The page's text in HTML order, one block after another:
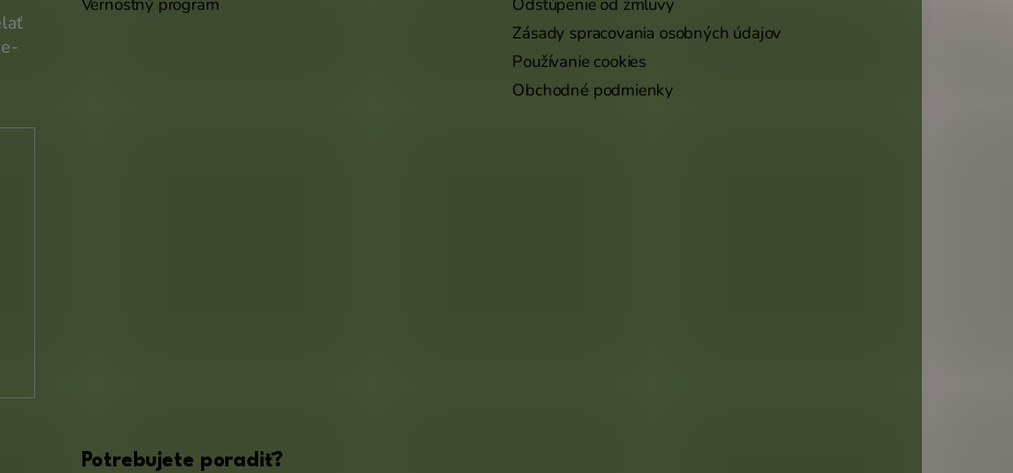
Zásady spracovania osobných údajov
Používanie cookies
Obchodné podmienky
Potrebujete poradiť?